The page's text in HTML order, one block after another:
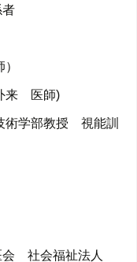
者
来 医師)
術学部教授 視能訓
会 社会福祉法人